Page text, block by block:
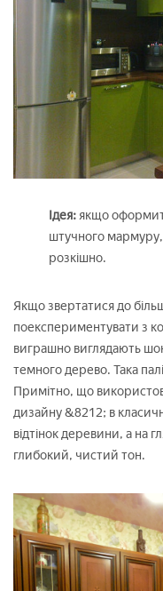
Ідея:якщо
штучного мармуру,
розкішно.
Якщо звертатися до
поекспериментувати з
виграшно виглядають
темного дерево. Така
Примітно, що
дизайну &8212; в
відтінок деревини, а на
глибокий, чистий тон.